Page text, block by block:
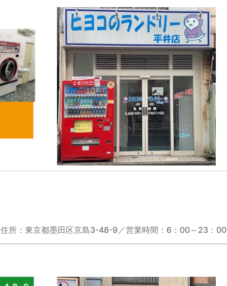
住所：東京都墨田区京島3-48-9／営業時間：6：00～23：00